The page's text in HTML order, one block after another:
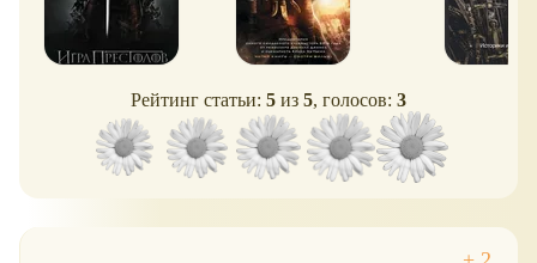
Рейтинг статьи: 5 из 5, голосов: 3